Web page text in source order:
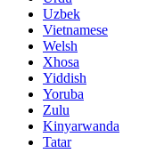
Uzbek
Vietnamese
Welsh
Xhosa
Yiddish
Yoruba
Zulu
Kinyarwanda
Tatar